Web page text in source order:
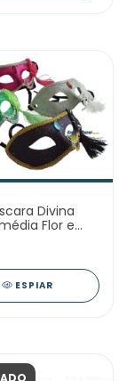
Divina
Flor e
ESPIAR